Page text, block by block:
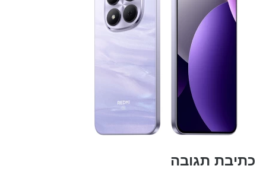
תגובה